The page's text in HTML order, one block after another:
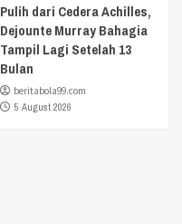
Pulih dari Cedera Achilles,
Dejounte Murray Bahagia
Tampil Lagi Setelah 13
Bulan
beritabola99.com
5 August 2026